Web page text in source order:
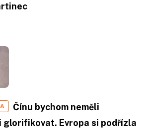
Čínu bychom neměli
glorifikovat. Evropa si podřízla